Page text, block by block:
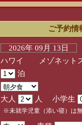
ご予約情
2026年 09月 13日
ハワイ メゾネットス
泊
大人 人 小学生
※未就学児童（添い寝）は無